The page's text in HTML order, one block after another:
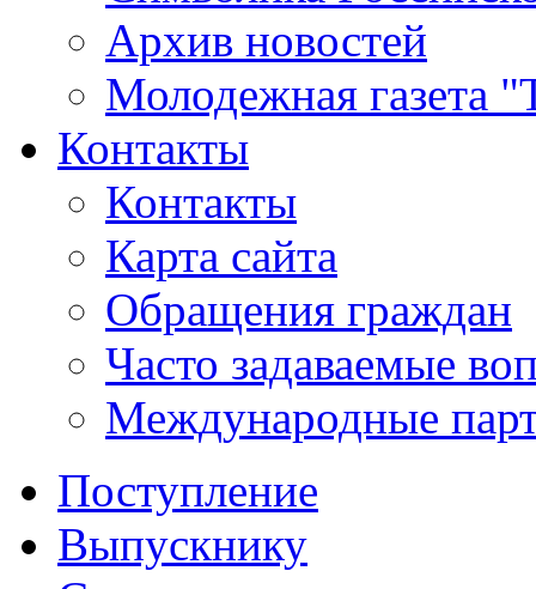
Архив новостей
Молодежная газета
Контакты
Контакты
Карта сайта
Обращения граждан
Часто задаваемые
Международные
Поступление
Выпускнику